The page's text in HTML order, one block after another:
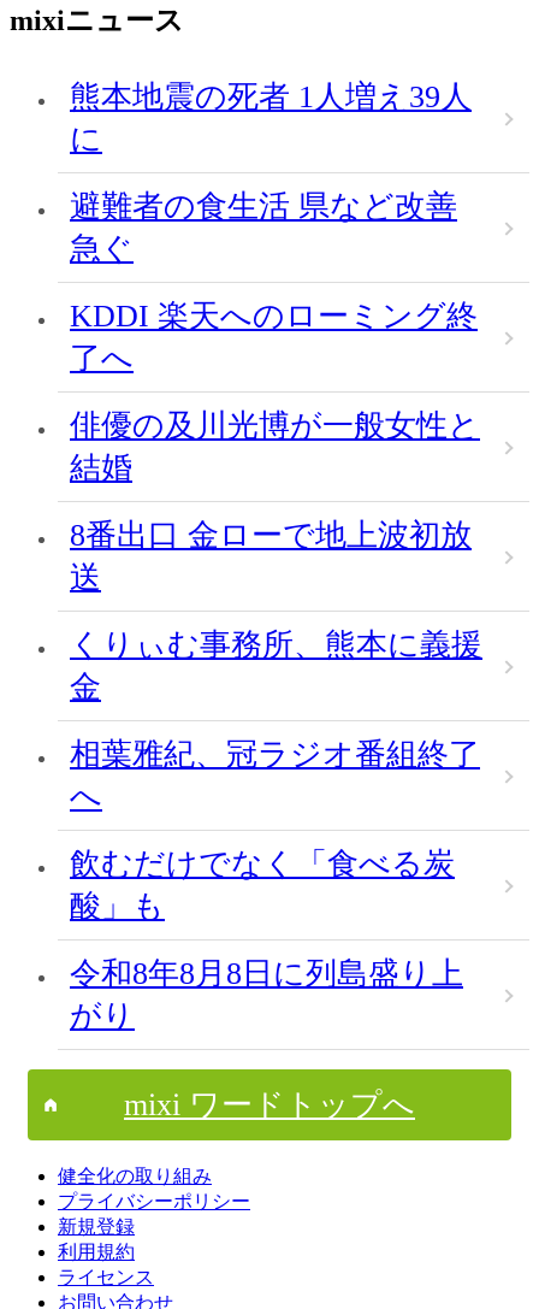
mixiニュース
熊本地震の死者 1人増え39人
に
避難者の食生活 県など改善
急ぐ
KDDI 楽天へのローミング終
了へ
俳優の及川光博が一般女性と
結婚
8番出口 金ローで地上波初放
送
くりぃむ事務所、熊本に義援
金
相葉雅紀、冠ラジオ番組終了
へ
飲むだけでなく「食べる炭
酸」も
令和8年8月8日に列島盛り上
がり
mixi ワードトップへ
健全化の取り組み
プライバシーポリシー
新規登録
利用規約
ライセンス
お問い合わせ